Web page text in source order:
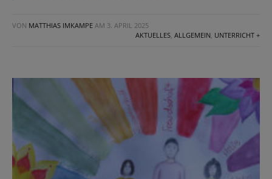
VON MATTHIAS IMKAMPE AM 3. APRIL 2025
AKTUELLES, ALLGEMEIN, UNTERRICHT +